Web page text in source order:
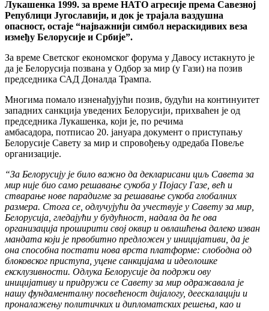
Лукашенка 1999. за време НАТО агресије према Савезној
Републици Југославији, и док је трајала ваздушна
опасност, остаје “најважнији симбол нераскидивих веза
између Белорусије и Србије”.
За време Светског економског форума у Давосу истакнуто је
да је Белорусија позвана у Одбор за мир (у Гази) на позив
председника САД Доналда Трампа.
Многима помало изненађујући позив, будући на континуитет
западних санкција уведених Белорусији, прихваћен је од
председника Лукашенка, који је, по речима
амбасадора, потписао 20. јануара документ о приступању
Белорусије Савету за мир и спровођењу одредаба Повеље
организације.
“За Белорусију је било важно да декларисани циљ Савета за
мир није био само решавање сукоба у Појасу Газе, већ и
стварање нове парадигме за решавање сукоба глобалних
размера. Стога се, одлучујући да учествује у Савету за мир,
Белорусија, гледајући у будућност, надала да ће ова
организација проширити свој оквир и овлашћења далеко изван
мандата који је првобитно предложен у иницијативи, да је
она способна постати нова врста платформе: слободна од
блоковског приступа, уцене санкцијама и идеолошке
ексклузивности. Одлука Белорусије да подржи ову
иницијативу и придружи се Савету за мир одражавала је
нашу фундаменталну посвећеност дијалогу, деескалацији и
проналажењу политичких и дипломатских решења, као и